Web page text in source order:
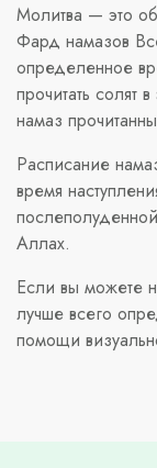
Молитва — это
Фард намазов
определенное
прочитать
намаз
Расписание
время
Аллах.
Если вы можете
лучше всего
помощи